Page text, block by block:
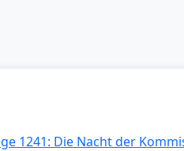
1241: Die Nacht der